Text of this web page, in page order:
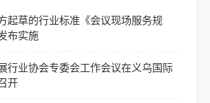
起草的行业标准《会议现场服务规
布实施
行业协会专委会工作会议在义乌国际
开